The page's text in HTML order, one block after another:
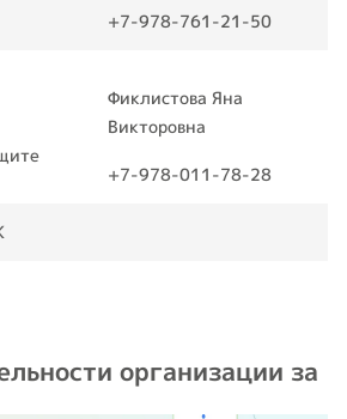
+7-978-761-21-50
Фиклистова Яна
Викторовна
+7-978-011-78-28
организации за